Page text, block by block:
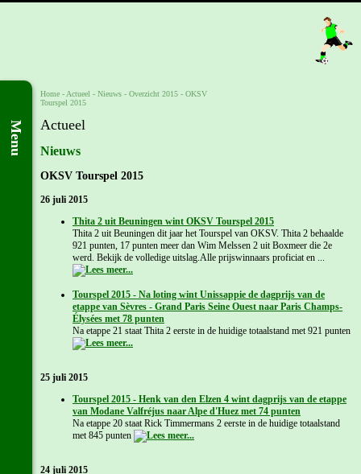
Menu
Home - Actueel - Nieuws - Overzicht 2015 - OKSV
Tourspel 2015
Actueel
Nieuws
OKSV Tourspel 2015
26 juli 2015
Thita 2 uit Beuningen wint OKSV Tourspel 2015
Thita 2 uit Beuningen dit jaar het Tourspel van OKSV. Thita 2 behaalde
921 punten, 17 punten meer dan Wim Melssen 2 uit Boxmeer die 2e
werd. Bekijk de volledige uitslag.Alle prijswinnaars proficiat en ...
Tourspel 2015 - Na loting wint Unissappie de dagprijs van de
etappe van Sèvres - Grand Paris Seine Ouest naar Paris Champs-
Élysées met 78 punten
Na etappe 21 staat Thita 2 eerste in de huidige totaalstand met 921 punten
25 juli 2015
Tourspel 2015 - Henk van den Elzen 4 wint dagprijs van de etappe
van Modane Valfréjus naar Alpe d'Huez met 74 punten
Na etappe 20 staat Rick Timmermans 2 eerste in de huidige totaalstand
met 845 punten
24 juli 2015